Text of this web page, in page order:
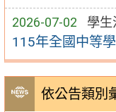
2026-07-02 學生
115年全國中等
依公告類別